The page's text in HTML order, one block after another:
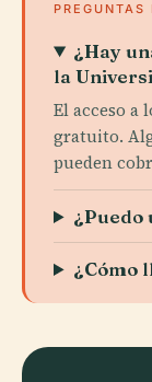
PREGUNTAS
¿Hay
la
El acceso a
gratuito.
pueden
¿Puedo
¿Cómo